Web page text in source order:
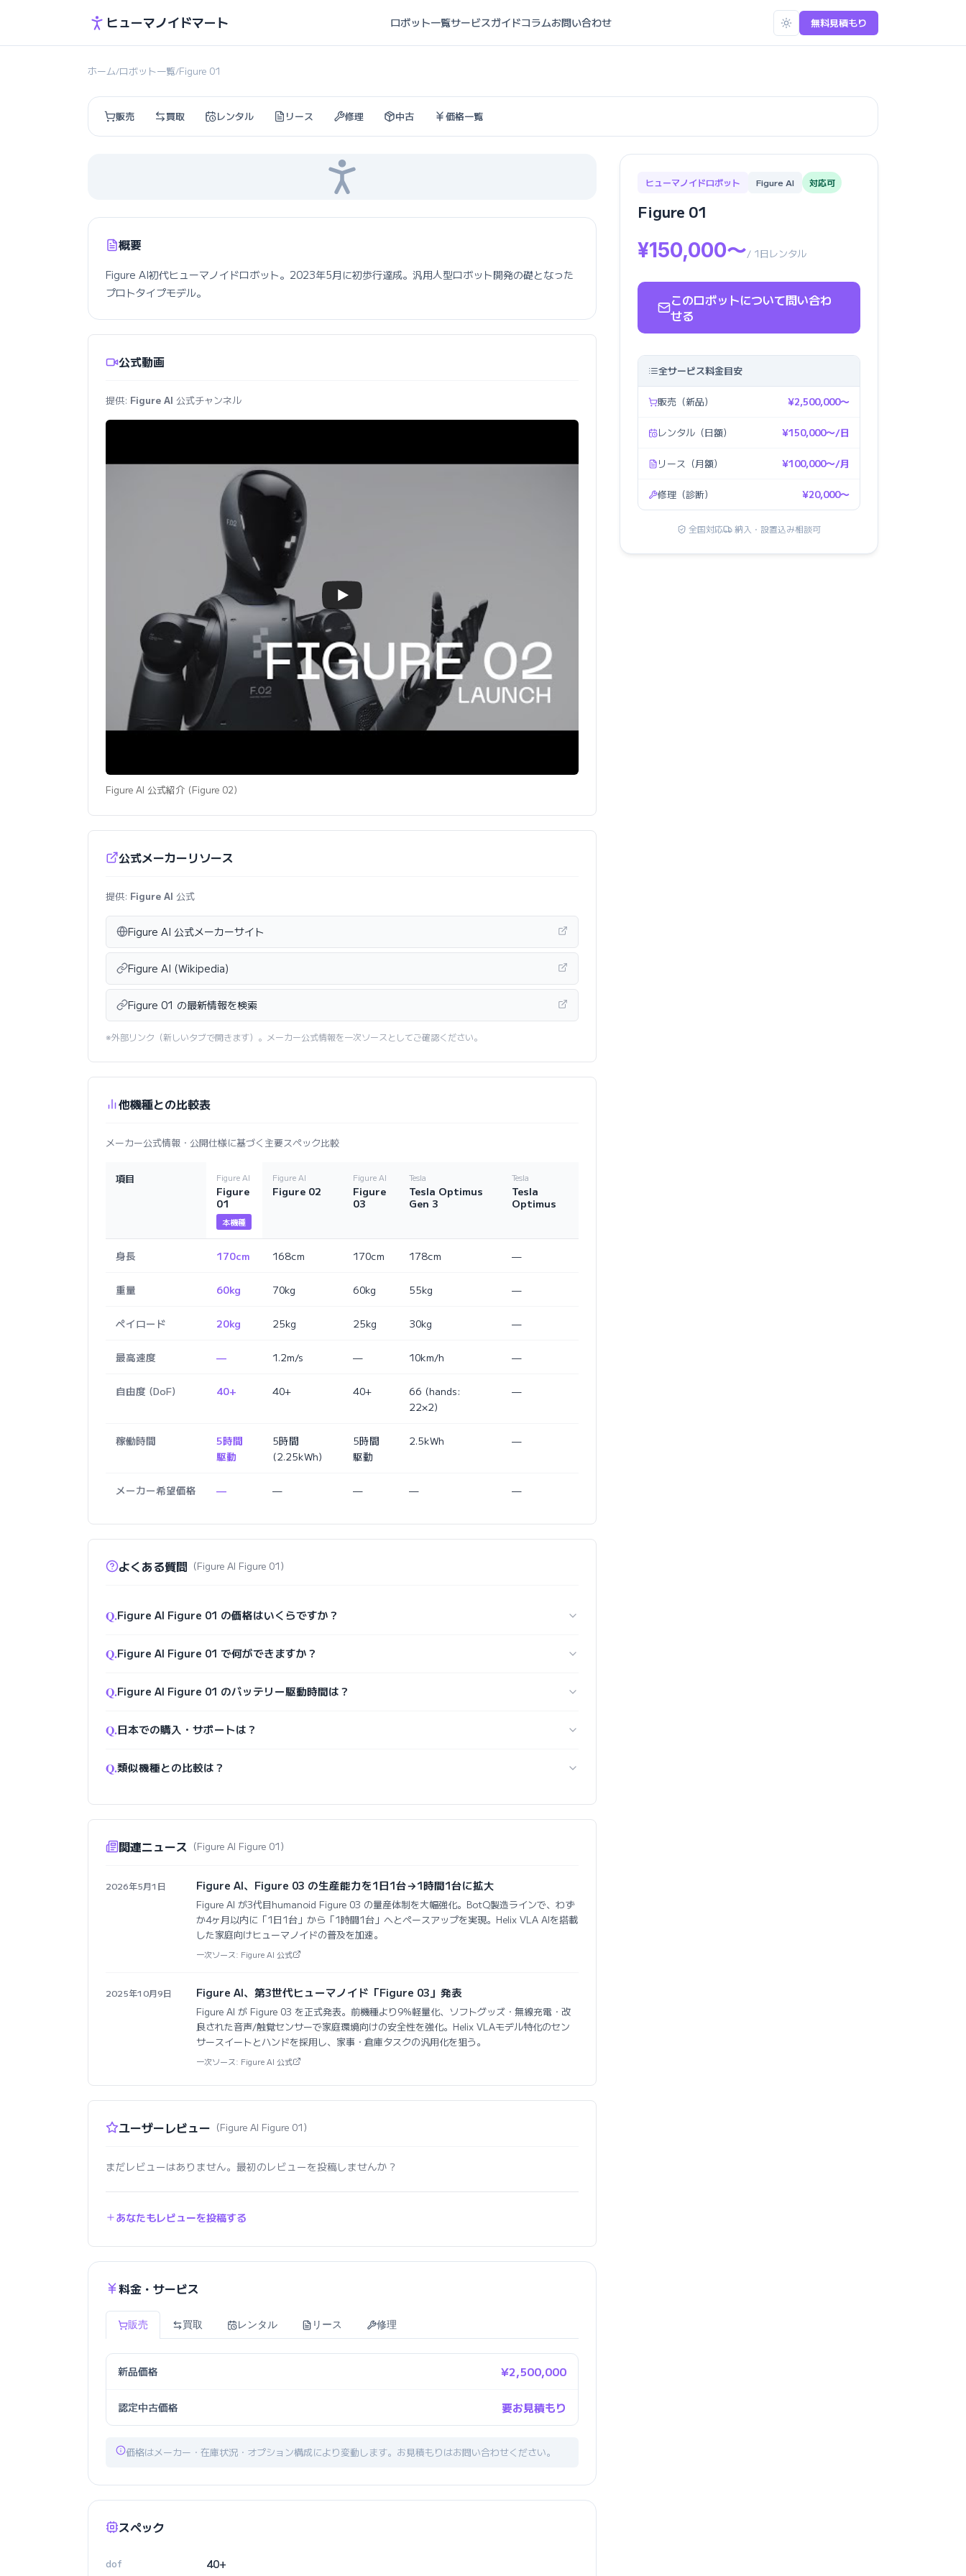
ヒューマノイドマート ロボット一覧サービスガイドコラムお問い合わせ 無料見積もり
ホーム/ロボット一覧/Figure 01
販売 買取 レンタル リース 修理 中古 価格一覧
概要
Figure AI初代ヒューマノイドロボット。2023年5月に初歩行達成。汎用人型ロボット開発の礎となった
プロトタイプモデル。
公式動画
提供: Figure AI 公式チャンネル
Figure AI 公式紹介 (Figure 02)
公式メーカーリソース
提供: Figure AI 公式
Figure AI 公式メーカーサイト
Figure AI (Wikipedia)
Figure 01 の最新情報を検索
※外部リンク（新しいタブで開きます）。メーカー公式情報を一次ソースとしてご確認ください。
他機種との比較表
メーカー公式情報・公開仕様に基づく主要スペック比較
項目 Figure AI
Figure
01
本機種
Figure AI
Figure 02
Figure AI
Figure
03
Tesla
Tesla Optimus
Gen 3
Tesla
Tesla
Optimus
身長 170cm 168cm 170cm 178cm —
重量 60kg 70kg 60kg 55kg —
ペイロード 20kg 25kg 25kg 30kg —
最高速度 — 1.2m/s — 10km/h —
自由度 (DoF) 40+ 40+ 40+
66 (hands:
22×2)
—
稼働時間
5時間
駆動
5時間
(2.25kWh)
5時間
駆動
2.5kWh —
メーカー希望価格 — — — — —
よくある質問 （Figure AI Figure 01）
Q.Figure AI Figure 01 の価格はいくらですか？
Q.Figure AI Figure 01 で何ができますか？
Q.Figure AI Figure 01 のバッテリー駆動時間は？
Q.日本での購入・サポートは？
Q.類似機種との比較は？
関連ニュース （Figure AI Figure 01）
2026年5月1日 Figure AI、Figure 03 の生産能力を1日1台→1時間1台に拡大
Figure AI が3代目humanoid Figure 03 の量産体制を大幅強化。BotQ製造ラインで、わず
か4ヶ月以内に「1日1台」から「1時間1台」へとペースアップを実現。Helix VLA AIを搭載
した家庭向けヒューマノイドの普及を加速。
一次ソース: Figure AI 公式
2025年10月9日 Figure AI、第3世代ヒューマノイド「Figure 03」発表
Figure AI が Figure 03 を正式発表。前機種より9%軽量化、ソフトグッズ・無線充電・改
良された音声/触覚センサーで家庭環境向けの安全性を強化。Helix VLAモデル特化のセン
サースイートとハンドを採用し、家事・倉庫タスクの汎用化を狙う。
一次ソース: Figure AI 公式
ユーザーレビュー （Figure AI Figure 01）
まだレビューはありません。最初のレビューを投稿しませんか？
あなたもレビューを投稿する
料金・サービス
販売 買取 レンタル リース 修理
新品価格 ¥2,500,000
認定中古価格 要お見積もり
価格はメーカー・在庫状況・オプション構成により変動します。お見積もりはお問い合わせください。
スペック
dof 40+
ヒューマノイドロボット Figure AI 対応可
Figure 01
¥150,000〜/ 1日レンタル
このロボットについて問い合わ
せる
全サービス料金目安
販売（新品） ¥2,500,000〜
レンタル（日額） ¥150,000〜/日
リース（月額） ¥100,000〜/月
修理（診断） ¥20,000〜
全国対応 納入・設置込み相談可